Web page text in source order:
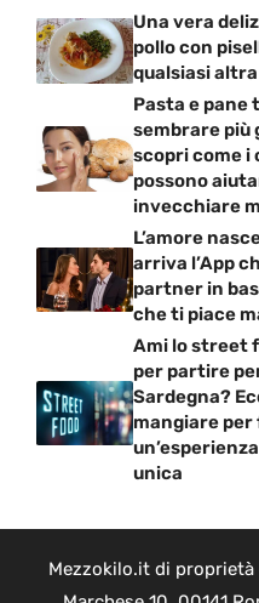
Una vera
pollo con
qualsiasi
Pasta e pane
sembrare più
scopri come
possono
invecchiare
L’amore
arriva l’App
partner in
che ti piace
Ami lo street
per partire
Sardegna?
mangiare per
unica
Mezzokilo.it di proprietà